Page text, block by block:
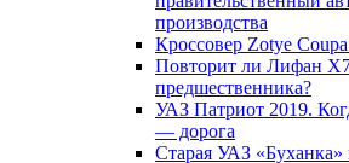
производства
Кроссовер Zotye
Повторит ли Лифан
предшественника?
УАЗ Патриот 2019.
— дорога
Старая УАЗ